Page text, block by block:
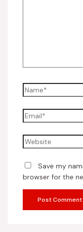
Save my
browser for the